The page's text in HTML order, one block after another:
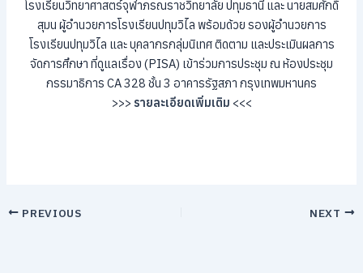
โรงเรียนวิทยาศาสตร์จุฬาภรณราชวิทยาลัย ปทุมธานี และ นายสมศักดิ์
สุมน ผู้อํานวยการโรงเรียนปทุมวิไล พร้อมด้วย รองผู้อำนวยการ
โรงเรียนปทุมวิไล และ บุคลากรกลุ่มนิเทศ ติดตาม และประเมินผลการ
จัดการศึกษา ที่ดูแลเรื่อง (PISA) เข้าร่วมการประชุม ณ ห้องประชุม
กรรมาธิการ CA 328 ชั้น 3 อาคารรัฐสภา กรุงเทพมหานคร
>>> รายละเอียดเพิ่มเติม <<<
PREVIOUS NEXT